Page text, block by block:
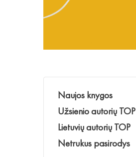
Naujos knygos
Užsienio autorių TOP
Lietuvių autorių TOP
Netrukus pasirodys